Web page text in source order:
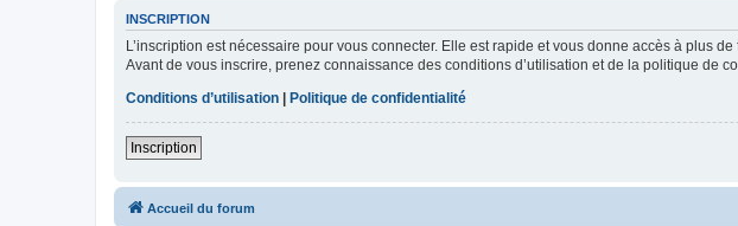
INSCRIPTION
L’inscription est nécessaire pour vous connecter. Elle est rapide et vous donne accès à plus
Avant de vous inscrire, prenez connaissance des conditions d’utilisation et de la politique de
Conditions d’utilisation
Politique de confidentialité
Inscription
Accueil du forum